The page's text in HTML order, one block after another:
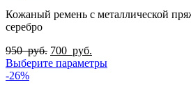
Кожаный ремень с металлической
серебро
950руб. 700 руб.
Выберите параметры
-26%